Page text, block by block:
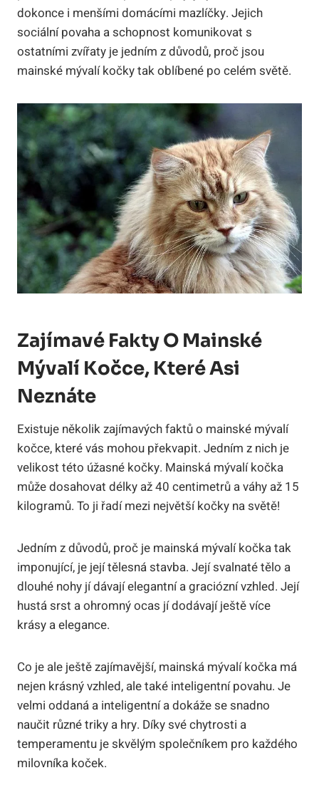
dokonce i menšími domácími mazlíčky. Jejich
sociální povaha a schopnost komunikovat s
ostatními zvířaty je jedním z důvodů, proč jsou
mainské mývalí kočky tak oblíbené po celém světě.
Zajímavé Fakty O Mainské
Mývalí Kočce, Které Asi
Neznáte
Existuje několik zajímavých faktů o mainské mývalí
kočce, které vás mohou překvapit. Jedním z nich je
velikost této úžasné kočky. Mainská mývalí kočka
může dosahovat délky až 40 centimetrů a váhy až 15
kilogramů. To ji řadí mezi největší kočky na světě!
Jedním z důvodů, proč je mainská mývalí kočka tak
imponující, je její tělesná stavba. Její svalnaté tělo a
dlouhé nohy jí dávají elegantní a graciózní vzhled. Její
hustá srst a ohromný ocas jí dodávají ještě více
krásy a elegance.
Co je ale ještě zajímavější, mainská mývalí kočka má
nejen krásný vzhled, ale také inteligentní povahu. Je
velmi oddaná a inteligentní a dokáže se snadno
naučit různé triky a hry. Díky své chytrosti a
temperamentu je skvělým společníkem pro každého
milovníka koček.